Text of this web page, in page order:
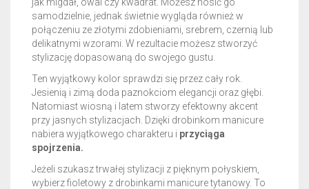
samodzielnie, jednak świetnie wygląda również w
połączeniu ze złotymi zdobieniami, srebrem, czernią lub
delikatnymi wzorami. W rezultacie możesz stworzyć
stylizację dopasowaną do swojego gustu.
Ten wyjątkowy kolor sprawdzi się przez cały rok.
Jesienią i zimą doda paznokciom elegancji oraz głębi.
Natomiast wiosną i latem stworzy efektowny akcent
przy jasnych stylizacjach. Dzięki drobinkom manicure
nabiera wyjątkowego charakteru i przyciąga
spojrzenia.
Jeżeli szukasz trwałej stylizacji z pięknym połyskiem,
wybierz fioletowy z drobinkami manicure tytanowy. To